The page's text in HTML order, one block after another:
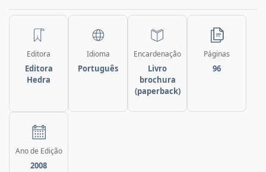
Editora
Editora
Hedra
Idioma
Português
Encardenação
Livro
brochura
(paperback)
Páginas
96
Ano de Edição
2008